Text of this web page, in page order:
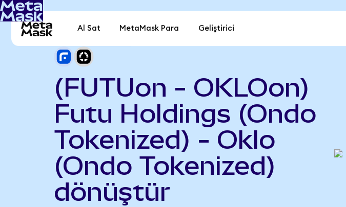
Al Sat MetaMask Para Geliştirici
(FUTUon - OKLOon)
Futu Holdings (Ondo
Tokenized) - Oklo
(Ondo Tokenized)
dönüştür